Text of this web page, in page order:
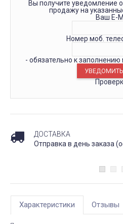
Вы получите уведомление
продажу на
Ваш E-
Номер моб.
- обязательно к
ДОСТАВКА
Отправка в день заказа
Характеристики Отзывы